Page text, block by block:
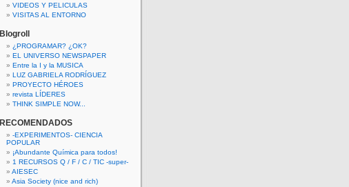
VIDEOS Y PELICULAS
VISITAS AL ENTORNO
Blogroll
¿PROGRAMAR? ¿OK?
EL UNIVERSO NEWSPAPER
Entre la I y la MUSICA
LUZ GABRIELA RODRÍGUEZ
PROYECTO HÉROES
revista LÍDERES
THINK SIMPLE NOW...
RECOMENDADOS
-EXPERIMENTOS- CIENCIA
POPULAR
¡Abundante Química para todos!
1 RECURSOS Q / F / C / TIC -super-
AIESEC
Asia Society (nice and rich)